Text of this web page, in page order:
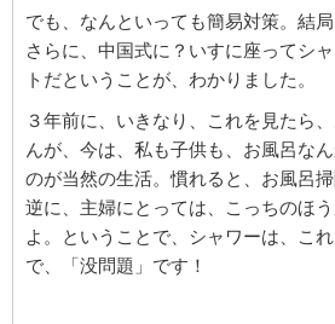
でも、なんといっても簡易対策。結局
さらに、中国式に？いすに座ってシ
トだということが、わかりました。
３年前に、いきなり、これを見たら
んが、今は、私も子供も、お風呂な
のが当然の生活。慣れると、お風呂掃
逆に、主婦にとっては、こっちのほ
よ。ということで、シャワーは、こ
で、「没問題」です！